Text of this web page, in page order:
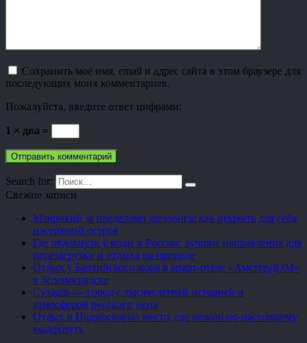
Сохранить моё имя, email и адрес сайта в этом браузере для
последующих моих комментариев.
Пожалуйста, введите ответ цифрами:
1 × два =
Search for:
Свежие записи
Маврикий за пределами шезлонга: как открыть для себя
настоящий остров
Где отдохнуть у воды в России: лучшие направления для
перезагрузки и отдыха на природе
Отдых у Балтийского моря в апарт-отеле «АмстерДОМ»
в Зеленоградске
Суздаль — город с тысячелетней историей и
атмосферой русского уюта
Отдых в Подмосковье: место, где можно по-настоящему
выдохнуть